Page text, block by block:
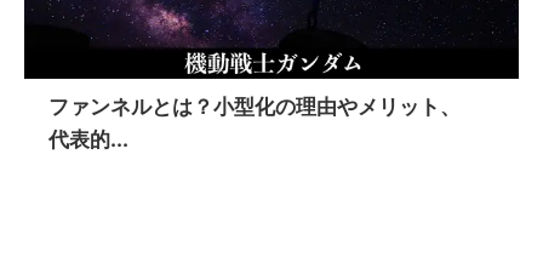
ファンネルとは？小型化の理由やメリット、
代表的...